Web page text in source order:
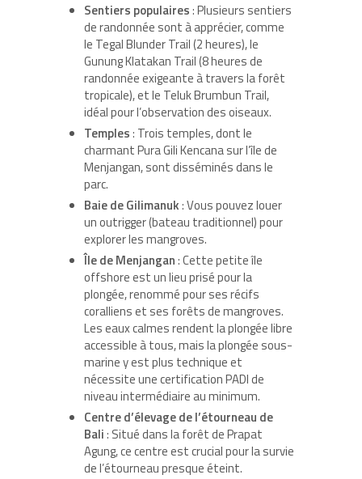
Sentiers populaires: Plusieurs sentiers
de randonnée sont à apprécier, comme
le Tegal Blunder Trail (2 heures), le
Gunung Klatakan Trail (8 heures de
randonnée exigeante à travers la forêt
tropicale), et le Teluk Brumbun Trail,
idéal pour l’observation des oiseaux.
Temples: Trois temples, dont le
charmant Pura Gili Kencana sur l’île de
Menjangan, sont disséminés dans le
parc.
Baie de Gilimanuk: Vous pouvez louer
un outrigger (bateau traditionnel) pour
explorer les mangroves.
Île de Menjangan: Cette petite île
offshore est un lieu prisé pour la
plongée, renommé pour ses récifs
coralliens et ses forêts de mangroves.
Les eaux calmes rendent la plongée libre
accessible à tous, mais la plongée sous-
marine y est plus technique et
nécessite une certification PADI de
niveau intermédiaire au minimum.
Centre d’élevage de l’étourneau de
Bali: Situé dans la forêt de Prapat
Agung, ce centre est crucial pour la survie
de l’étourneau presque éteint.